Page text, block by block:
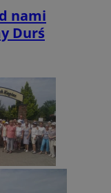
nami
Durś